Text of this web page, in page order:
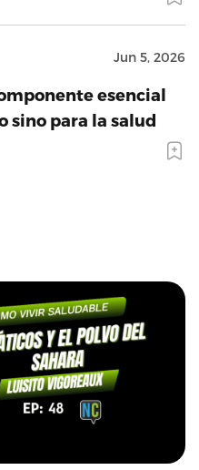
Jun 5, 2026
esencial
sino para la salud